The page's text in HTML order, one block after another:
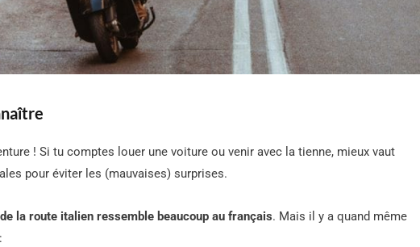
! Si tu comptes louer une voiture ou venir avec la tienne, mieux vaut
pour éviter les (mauvaises) surprises.
de la route italien ressemble beaucoup au français. Mais il y a quand même